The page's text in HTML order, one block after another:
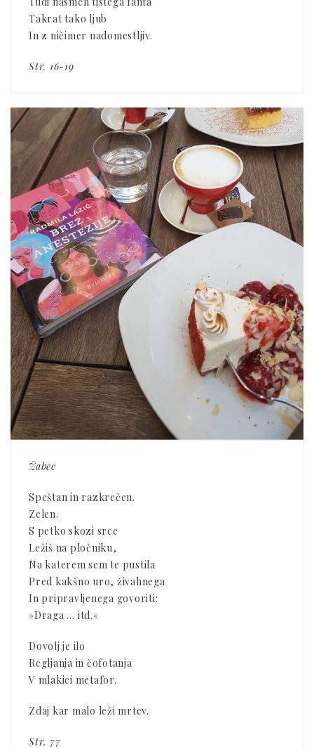
Takrat tako ljub
In z ničimer nadomestljiv.
Str. 16-19
Žabec
Speštan in razkrečen.
Zelen.
S petko skozi srce
Ležiš na pločniku,
Na katerem sem te pustila
Pred kakšno uro, živahnega
In pripravljenega govoriti:
»Draga … itd.«
Dovolj je ilo
Regljanja in čofotanja
V mlakici metafor.
Zdaj kar malo leži mrtev.
Str. 77